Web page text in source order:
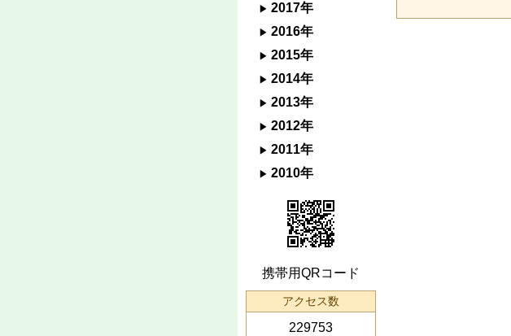
2017年
2016年
2015年
2014年
2013年
2012年
2011年
2010年
携帯用QRコード
アクセス数
229753